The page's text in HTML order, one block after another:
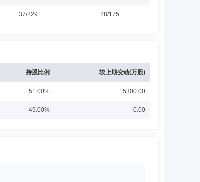
37/229 28/175
持股比例 较上期变动(万股)
51.00% 15300.00
49.00% 0.00